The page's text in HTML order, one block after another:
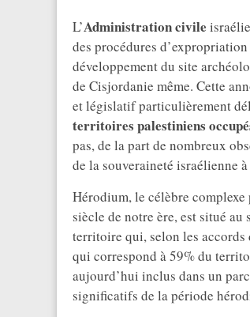
L’Administration civile
des procédures
développement du site
de Cisjordanie même. Cette
et législatif particulièrement
territoires palestiniens
pas, de la part de nombreux
de la souveraineté israélienne
Hérodium, le célèbre
siècle de notre ère, est situé
territoire qui, selon les accords
qui correspond à 59% du
aujourd’hui inclus dans un
significatifs de la période